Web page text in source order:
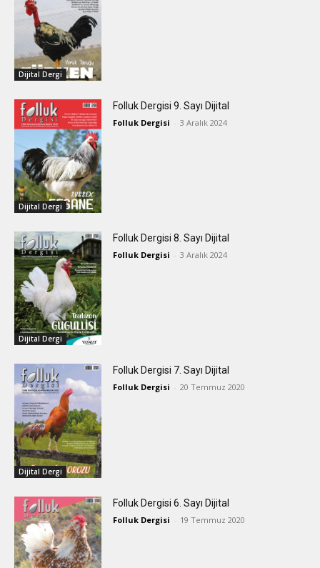
Dijital Dergi
Dijital Dergi
Folluk Dergisi 9. Sayı Dijital
Folluk Dergisi - 3 Aralık 2024
Dijital Dergi
Folluk Dergisi 8. Sayı Dijital
Folluk Dergisi - 3 Aralık 2024
Dijital Dergi
Folluk Dergisi 7. Sayı Dijital
Folluk Dergisi - 20 Temmuz 2020
Folluk Dergisi 6. Sayı Dijital
Folluk Dergisi - 19 Temmuz 2020